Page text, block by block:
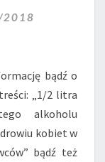
bądź o
„1/2 litra
alkoholu
kobiet w
bądź też